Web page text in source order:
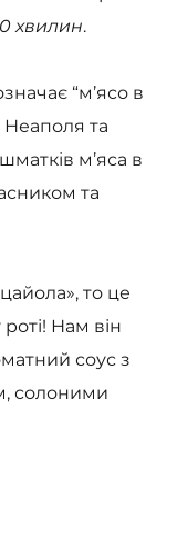
хвилин.
“м’ясо в
Неаполя та
м’яса в
та
то це
Нам він
соус з
солоними